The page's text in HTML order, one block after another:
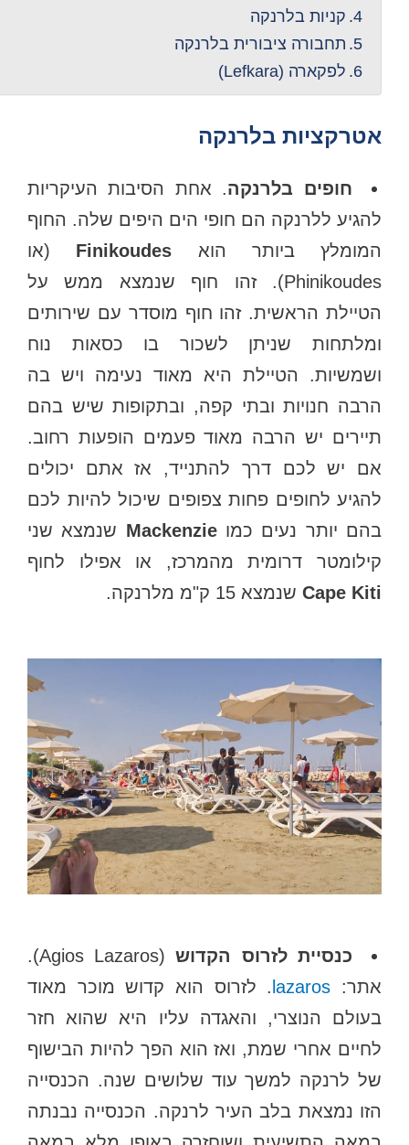
קניות בלרנקה
תחבורה ציבורית בלרנקה
לפקארה (Lefkara)
אטרקציות בלרנקה
חופים בלרנקה. אחת הסיבות העיקריות
להגיע ללרנקה הם חופי הים היפים שלה. החוף
המומלץ ביותר הוא
Finikoudes(או
Phinikoudes). זהו חוף שנמצא ממש על
הטיילת הראשית. זהו חוף מוסדר עם שירותים
ומלתחות שניתן לשכור בו כסאות נוח
ושמשיות. הטיילת היא מאוד נעימה ויש בה
הרבה חנויות ובתי קפה, ובתקופות שיש בהם
תיירים יש הרבה מאוד פעמים הופעות רחוב.
אם יש לכם דרך להתנייד, אז אתם יכולים
להגיע לחופים פחות צפופים שיכול להיות לכם
בהם יותר נעים כמו Mackenzie שנמצא שני
קילומטר דרומית מהמרכז, או אפילו לחוף
Cape Kitiשנמצא 15 ק"מ מלרנקה.
כנסיית לזרוס הקדוש
(Agios Lazaros).
אתר: lazaros . לזרוס הוא קדוש מוכר מאוד
בעולם הנוצרי, והאגדה עליו היא שהוא חזר
לחיים אחרי שמת, ואז הוא הפך להיות הבישוף
של לרנקה למשך עוד שלושים שנה. הכנסייה
הזו נמצאת בלב העיר לרנקה. הכנסייה נבנתה